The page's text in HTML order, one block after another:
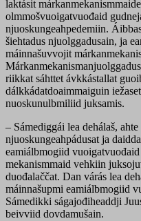
laktásit
olmmošvuoigatvuođaid
njuoskungeahpedemiin.
šiehtadus njuolggadusain, ja
máinnašuvvojit
riikkat sáhttet ávkkástallat
dálkkádatdoaimmaiguin
nuoskunulbmiliid juksamis.
– Sámediggái lea dehálaš,
njuoskungeahpádusat ja
eamiálbmogiid
mekanismmaid vehkiin
duođalaččat. Dan várás lea
máinnašupmi eamiálbmogiid
Sámedikki ságajođiheaddji
beivviid dovdamušain.